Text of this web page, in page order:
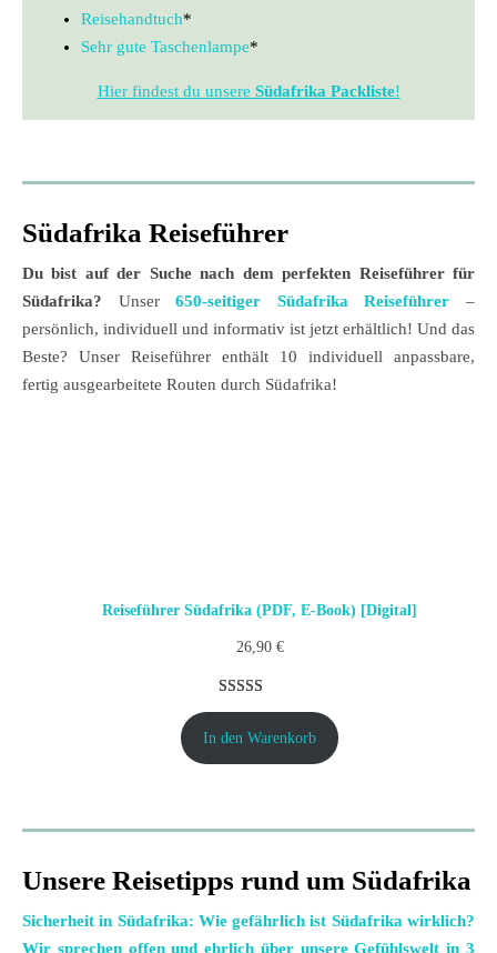
Reisehandtuch*
Sehr gute Taschenlampe*
Hier findest du unsere Südafrika Packliste!
Südafrika Reiseführer
Du bist auf der Suche nach dem perfekten Reiseführer für
Südafrika? Unser650-seitiger Südafrika Reiseführer –
persönlich, individuell und informativ ist jetzt erhältlich! Und das
Beste? Unser Reiseführer enthält 10 individuell anpassbare,
fertig ausgearbeitete Routen durch Südafrika!
Reiseführer Südafrika (PDF, E-Book) [Digital]
26,90 €
Bewertet mit
5.00 von 5,
23
In den Warenkorb
Unsere Reisetipps rund um Südafrika
Sicherheit in Südafrika: Wie gefährlich ist Südafrika wirklich?
Wir sprechen offen und ehrlich über unsere Gefühlswelt in 3